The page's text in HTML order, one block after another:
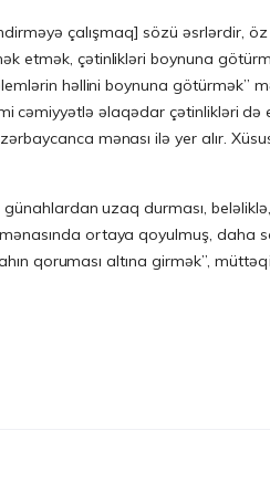
çalışmaq] sözü əsrlərdir,
etmək, çətinlikləri boynuna
həllini boynuna götürmək”
əlaqədar çətinlikləri
mənası ilə yer alır.
günahlardan uzaq durması,
ortaya qoyulmuş, daha
qoruması altına girmək”,